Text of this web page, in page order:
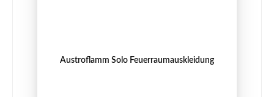
Austroflamm Solo Feuerraumauskleidung